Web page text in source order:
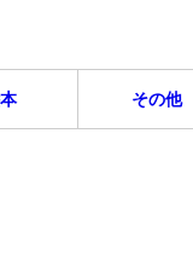
その他